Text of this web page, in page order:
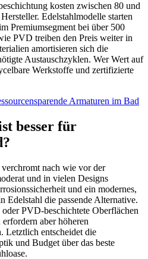
kosten zwischen 80 und
Edelstahlmodelle starten
Premiumsegment bei über 500
PVD treiben den Preis weiter in
amortisieren sich die
Austauschzyklen. Wer Wert auf
Werkstoffe und zertifizierte
Armaturen im Bad
besser für
nach wie vor der
und in vielen Designs
und ein modernes,
Edelstahl die passende Alternative.
PVD-beschichtete Oberflächen
aber höheren
Letztlich entscheidet die
und Budget über das beste